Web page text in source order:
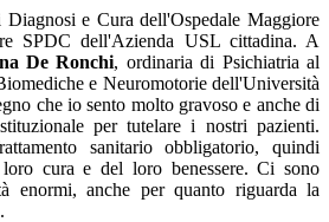
e Cura dell'Ospedale Maggiore
SPDC dell'Azienda USL cittadina. A
De Ronchi, ordinaria di Psichiatria al
e Neuromotorie dell'Università
che io sento molto gravoso e anche di
per tutelare i nostri pazienti.
sanitario obbligatorio, quindi
cura e del loro benessere. Ci sono
enormi, anche per quanto riguarda la